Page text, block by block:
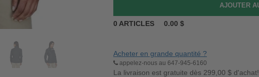
0 ARTICLES 0.00 $
Acheter en grande quantité ?
appelez-nous au 647-945-6160
La livraison est gratuite dès 299,00 $ d'achat!